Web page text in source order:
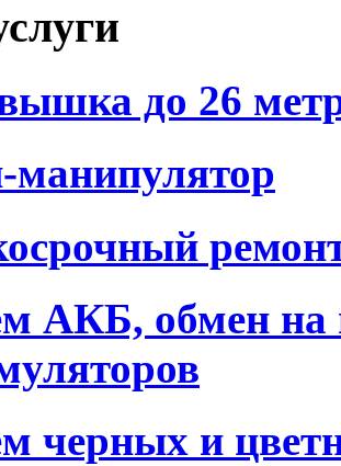
до 26
манипулятор
АКБ, обмен на
черных и